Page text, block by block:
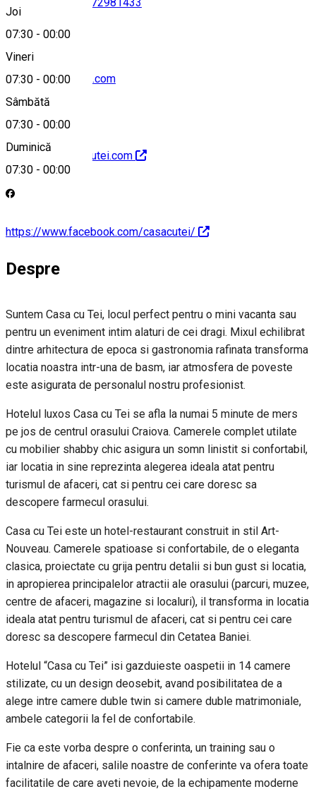
Joi
07:30 - 00:00
Vineri
07:30 - 00:00
Sâmbătă
07:30 - 00:00
Duminică
07:30 - 00:00
casacuteii@gmail.com
http://www.casacutei.com
https://www.facebook.com/casacutei/
Despre
Suntem Casa cu Tei, locul perfect pentru o mini vacanta sau
pentru un eveniment intim alaturi de cei dragi. Mixul echilibrat
dintre arhitectura de epoca si gastronomia rafinata transforma
locatia noastra intr-una de basm, iar atmosfera de poveste
este asigurata de personalul nostru profesionist.
Hotelul luxos Casa cu Tei se afla la numai 5 minute de mers
pe jos de centrul orasului Craiova. Camerele complet utilate
cu mobilier shabby chic asigura un somn linistit si confortabil,
iar locatia in sine reprezinta alegerea ideala atat pentru
turismul de afaceri, cat si pentru cei care doresc sa
descopere farmecul orasului.
Casa cu Tei este un hotel-restaurant construit in stil Art-
Nouveau. Camerele spatioase si confortabile, de o eleganta
clasica, proiectate cu grija pentru detalii si bun gust si locatia,
in apropierea principalelor atractii ale orasului (parcuri, muzee,
centre de afaceri, magazine si localuri), il transforma in locatia
ideala atat pentru turismul de afaceri, cat si pentru cei care
doresc sa descopere farmecul din Cetatea Baniei.
Hotelul “Casa cu Tei” isi gazduieste oaspetii in 14 camere
stilizate, cu un design deosebit, avand posibilitatea de a
alege intre camere duble twin si camere duble matrimoniale,
ambele categorii la fel de confortabile.
Fie ca este vorba despre o conferinta, un training sau o
intalnire de afaceri, salile noastre de conferinte va ofera toate
facilitatile de care aveti nevoie, de la echipamente moderne